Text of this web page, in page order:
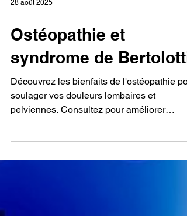
28 août 2025
Ostéopathie et
syndrome de Bertolotti
Découvrez les bienfaits de l'ostéopathie